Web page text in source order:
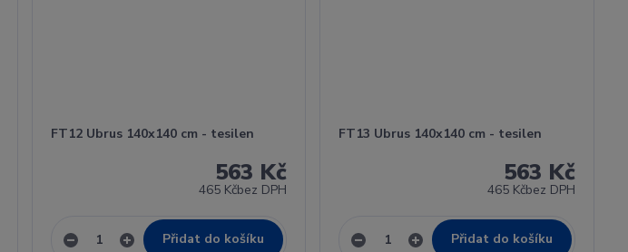
FT12 Ubrus 140x140 cm - tesilen
563 Kč
465 Kčbez DPH
Přidat do košíku
FT13 Ubrus 140x140 cm - tesilen
563 Kč
465 Kčbez DPH
Přidat do košíku